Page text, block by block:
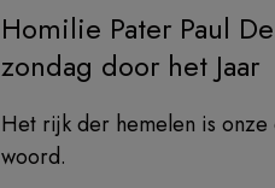
Homilie Pater Paul
zondag door het Jaar
Het rijk der hemelen is onze
woord.